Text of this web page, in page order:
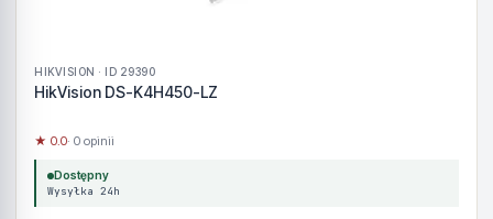
HIKVISION · ID 29390
HikVision DS-K4H450-LZ
★ 0.0· 0 opinii
Dostępny
Wysyłka 24h